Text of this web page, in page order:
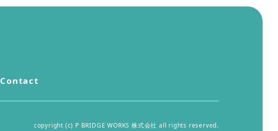
Contact
copyright (c) P BRIDGE WORKS 株式会社 all rights reserved.